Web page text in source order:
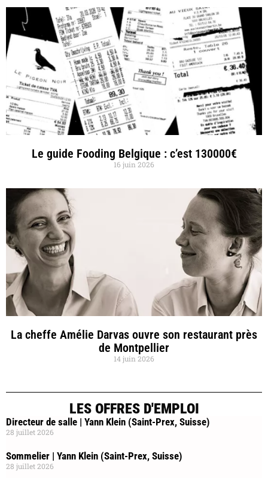
Le guide Fooding Belgique : c’est 130000€
16 juin 2026
La cheffe Amélie Darvas ouvre son restaurant près
de Montpellier
14 juin 2026
LES OFFRES D'EMPLOI
Directeur de salle | Yann Klein (Saint-Prex, Suisse)
28 juillet 2026
Sommelier | Yann Klein (Saint-Prex, Suisse)
28 juillet 2026